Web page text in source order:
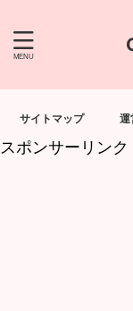
サイトマップ 運
スポンサーリンク